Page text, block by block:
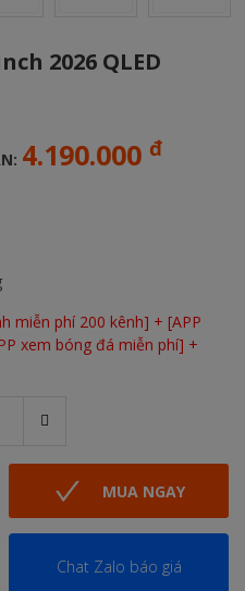
2026 QLED
4.190.000 đ
miễn phí 200 kênh] + [APP
xem bóng đá miễn phí] +
MUA NGAY
Chat Zalo báo giá